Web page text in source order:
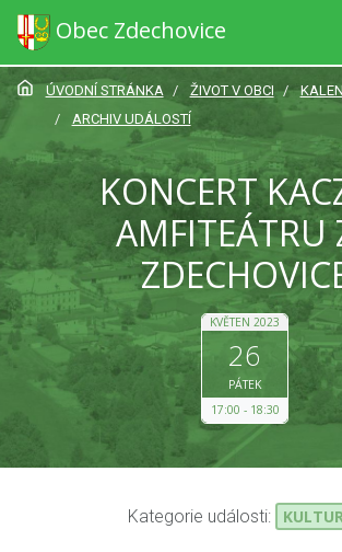
Obec Zdechovice
ÚVODNÍ STRÁNKA ŽIVOT V OBCI
ARCHIV UDÁLOSTÍ
KONCERT
AMFITEÁTRU
KVĚTEN 2023
26
PÁTEK
17:00
18:30
Kategorie události: